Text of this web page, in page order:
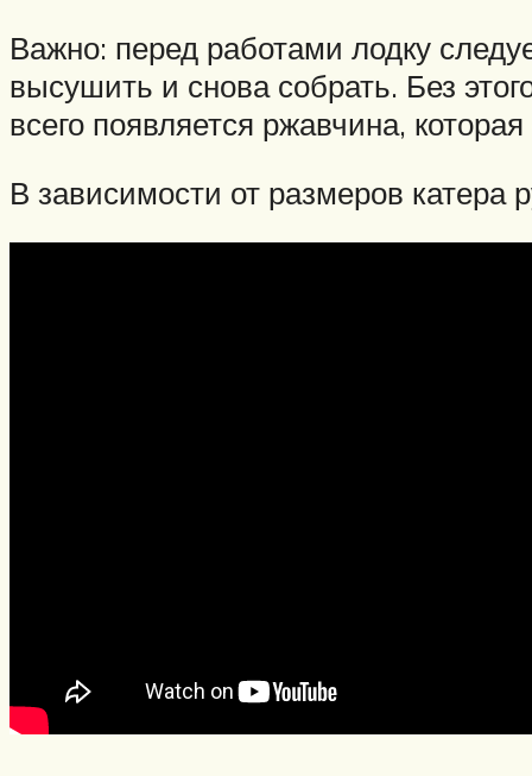
Важно: перед работами лодку
высушить и снова собрать. Без
всего появляется ржавчина,
В зависимости от размеров катера